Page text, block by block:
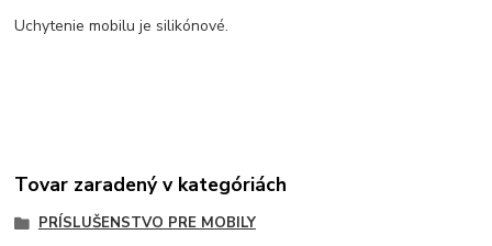
Uchytenie mobilu je silikónové.
Tovar zaradený v kategóriách
PRÍSLUŠENSTVO PRE MOBILY